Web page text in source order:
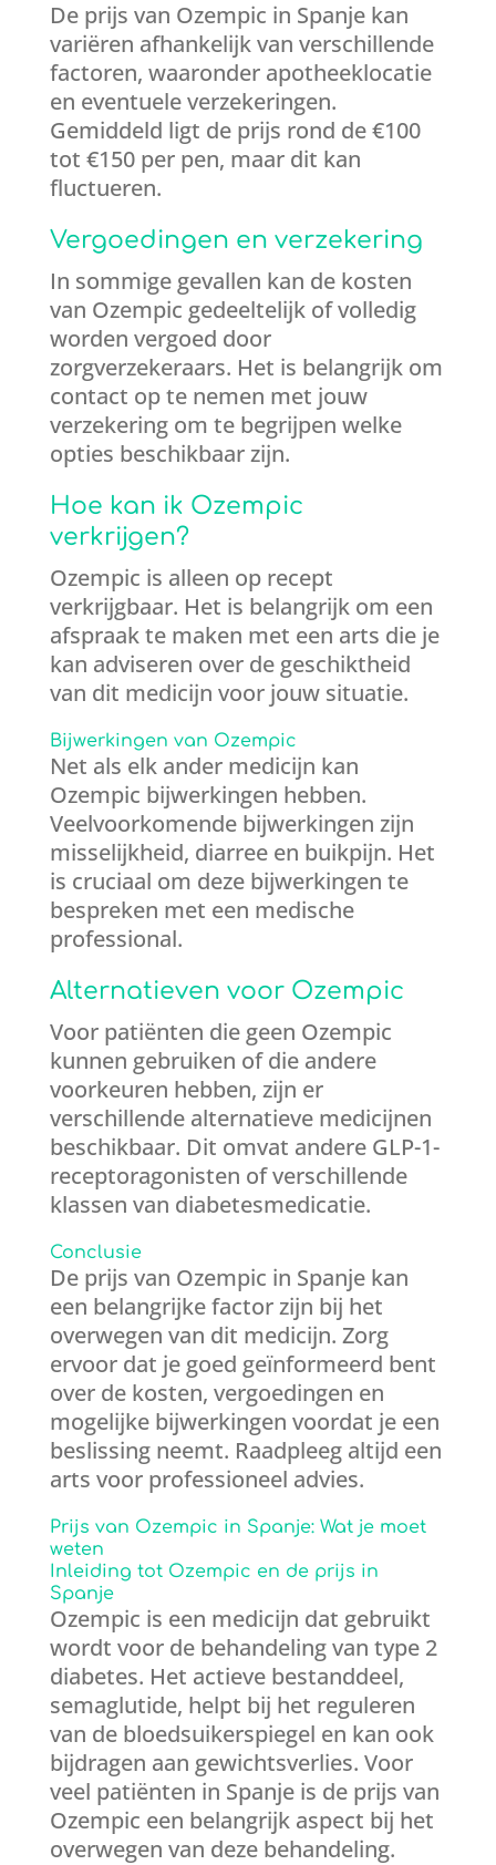
De prijs van Ozempic in Spanje kan
variëren afhankelijk van verschillende
factoren, waaronder apotheeklocatie
en eventuele verzekeringen.
Gemiddeld ligt de prijs rond de €100
tot €150 per pen, maar dit kan
fluctueren.
Vergoedingen en verzekering
In sommige gevallen kan de kosten
van Ozempic gedeeltelijk of volledig
worden vergoed door
zorgverzekeraars. Het is belangrijk om
contact op te nemen met jouw
verzekering om te begrijpen welke
opties beschikbaar zijn.
Hoe kan ik Ozempic
verkrijgen?
Ozempic is alleen op recept
verkrijgbaar. Het is belangrijk om een
afspraak te maken met een arts die je
kan adviseren over de geschiktheid
van dit medicijn voor jouw situatie.
Bijwerkingen van Ozempic
Net als elk ander medicijn kan
Ozempic bijwerkingen hebben.
Veelvoorkomende bijwerkingen zijn
misselijkheid, diarree en buikpijn. Het
is cruciaal om deze bijwerkingen te
bespreken met een medische
professional.
Alternatieven voor Ozempic
Voor patiënten die geen Ozempic
kunnen gebruiken of die andere
voorkeuren hebben, zijn er
verschillende alternatieve medicijnen
beschikbaar. Dit omvat andere GLP-1-
receptoragonisten of verschillende
klassen van diabetesmedicatie.
Conclusie
De prijs van Ozempic in Spanje kan
een belangrijke factor zijn bij het
overwegen van dit medicijn. Zorg
ervoor dat je goed geïnformeerd bent
over de kosten, vergoedingen en
mogelijke bijwerkingen voordat je een
beslissing neemt. Raadpleeg altijd een
arts voor professioneel advies.
Prijs van Ozempic in Spanje: Wat je moet
weten
Inleiding tot Ozempic en de prijs in
Spanje
Ozempic is een medicijn dat gebruikt
wordt voor de behandeling van type 2
diabetes. Het actieve bestanddeel,
semaglutide, helpt bij het reguleren
van de bloedsuikerspiegel en kan ook
bijdragen aan gewichtsverlies. Voor
veel patiënten in Spanje is de prijs van
Ozempic een belangrijk aspect bij het
overwegen van deze behandeling.